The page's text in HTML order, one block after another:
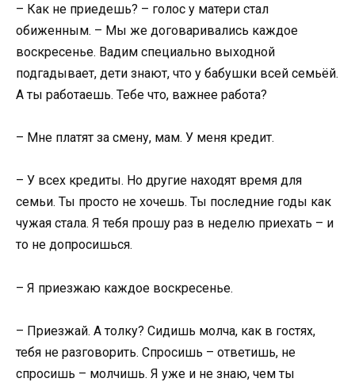
– Как не приедешь? – голос у матери стал
обиженным. – Мы же договаривались каждое
воскресенье. Вадим специально выходной
подгадывает, дети знают, что у бабушки всей семьёй.
А ты работаешь. Тебе что, важнее работа?
– Мне платят за смену, мам. У меня кредит.
– У всех кредиты. Но другие находят время для
семьи. Ты просто не хочешь. Ты последние годы как
чужая стала. Я тебя прошу раз в неделю приехать – и
то не допросишься.
– Я приезжаю каждое воскресенье.
– Приезжай. А толку? Сидишь молча, как в гостях,
тебя не разговорить. Спросишь – ответишь, не
спросишь – молчишь. Я уже и не знаю, чем ты